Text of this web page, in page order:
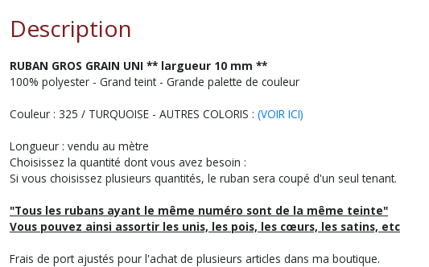
Description
RUBAN GROS GRAIN UNI ** largueur 10 mm **
100% polyester - Grand teint - Grande palette de couleur
Couleur : 325 / TURQUOISE - AUTRES COLORIS : (VOIR ICI)
Longueur : vendu au mètre
Choisissez la quantité dont vous avez besoin :
Si vous choisissez plusieurs quantités, le ruban sera coupé d'un seul tenant.
"Tous les rubans ayant le même numéro sont de la même teinte"
Vous pouvez ainsi assortir les unis, les pois, les cœurs, les satins, etc
Frais de port ajustés pour l'achat de plusieurs articles dans ma boutique.